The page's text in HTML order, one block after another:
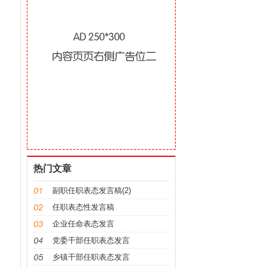
热门文章
副职任职表态发言稿(2)
任职表态性发言稿
企业任命表态发言
党委干部任职表态发言
乡镇干部任职表态发言